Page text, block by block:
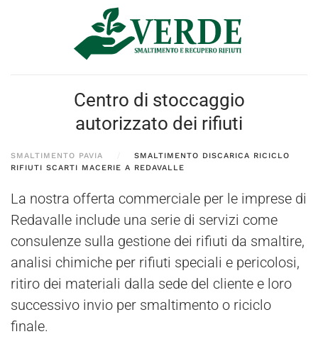
Centro di stoccaggio
autorizzato dei rifiuti
SMALTIMENTO PAVIA
SMALTIMENTO DISCARICA RICICLO
RIFIUTI SCARTI MACERIE A REDAVALLE
La nostra offerta commerciale per le imprese di
Redavalle include una serie di servizi come
consulenze sulla gestione dei rifiuti da smaltire,
analisi chimiche per rifiuti speciali e pericolosi,
ritiro dei materiali dalla sede del cliente e loro
successivo invio per smaltimento o riciclo
finale.